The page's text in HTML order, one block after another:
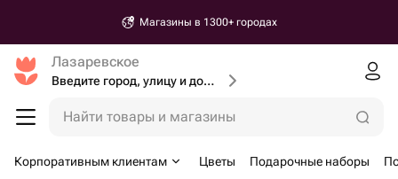
Доставка от 30 минут
Лазаревское
Введите город, улицу и дом доставки
Найти товары и магазины
Корпоративным клиентам Цветы Подарочные наборы